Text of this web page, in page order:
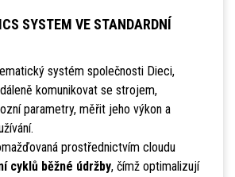
SYSTEM VE STANDARDNÍ
systém společnosti Dieci,
komunikovat se strojem,
parametry, měřit jeho výkon a
prostřednictvím cloudu
cyklů běžné údržby, čímž optimalizují